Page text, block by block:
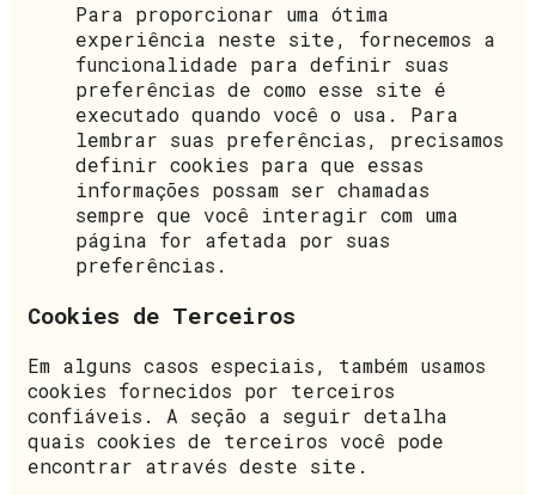
Para proporcionar uma ótima
experiência neste site, fornecemos a
funcionalidade para definir suas
preferências de como esse site é
executado quando você o usa. Para
lembrar suas preferências, precisamos
definir cookies para que essas
informações possam ser chamadas
sempre que você interagir com uma
página for afetada por suas
preferências.
Cookies de Terceiros
Em alguns casos especiais, também usamos
cookies fornecidos por terceiros
confiáveis. A seção a seguir detalha
quais cookies de terceiros você pode
encontrar através deste site.